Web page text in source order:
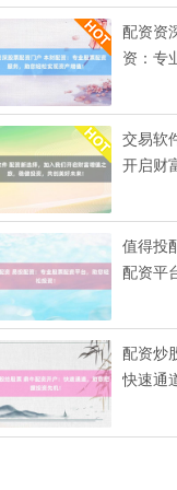
配资资
资：专
交易软
开启财
值得投
配资平
配资炒
快速通